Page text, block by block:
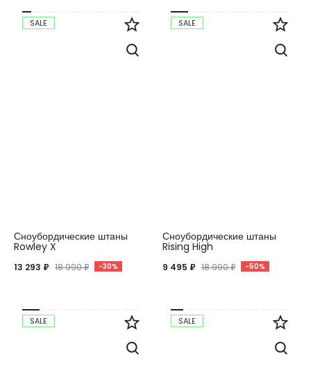
SALE
Сноубордические штаны
Rowley X
13 293 ₽ 18 990 ₽ -30%
SALE
Сноубордические штаны
Rising High
9 495 ₽ 18 990 ₽ -50%
SALE SALE